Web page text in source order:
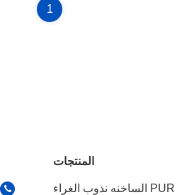
1
المنتجات
PUR الساخنه نذوب الغراء